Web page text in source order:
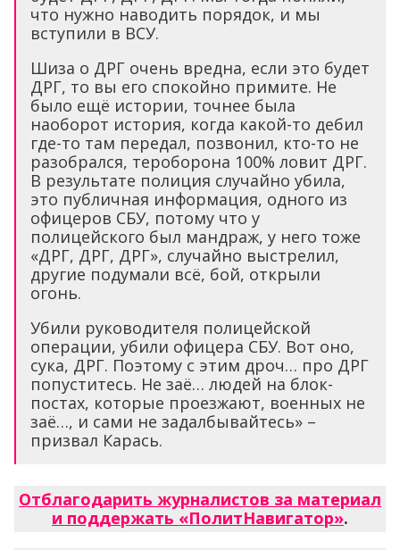
что нужно наводить порядок, и мы
вступили в ВСУ.
Шиза о ДРГ очень вредна, если это будет
ДРГ, то вы его спокойно примите. Не
было ещё истории, точнее была
наоборот история, когда какой-то дебил
где-то там передал, позвонил, кто-то не
разобрался, тероборона 100% ловит ДРГ.
В результате полиция случайно убила,
это публичная информация, одного из
офицеров СБУ, потому что у
полицейского был мандраж, у него тоже
«ДРГ, ДРГ, ДРГ», случайно выстрелил,
другие подумали всё, бой, открыли
огонь.
Убили руководителя полицейской
операции, убили офицера СБУ. Вот оно,
сука, ДРГ. Поэтому с этим дроч… про ДРГ
попуститесь. Не заё… людей на блок-
постах, которые проезжают, военных не
заё…, и сами не задалбывайтесь» –
призвал Карась.
Отблагодарить журналистов за материал
и поддержать «ПолитНавигатор».